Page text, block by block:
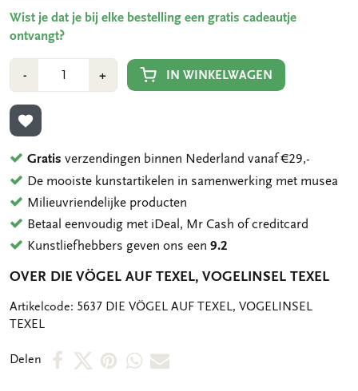
Wist je dat je bij elke bestelling een gratis cadeautje
ontvangt?
-Min
1
+Plus
1
IN WINKELWAGEN
TOEVOEGEN AAN VERLANGLIJST
Gratis verzendingen binnen Nederland vanaf €29,-
De mooiste kunstartikelen in samenwerking met musea
Milieuvriendelijke producten
Betaal eenvoudig met iDeal, Mr Cash of creditcard
Kunstliefhebbers geven ons een9.2
OVER DIE VÖGEL AUF TEXEL, VOGELINSEL TEXEL
OMSCHRIJVING
Artikelcode: 5637 DIE VÖGEL AUF TEXEL, VOGELINSEL
TEXEL
Delen
DeelDeelDeelDeelDeel